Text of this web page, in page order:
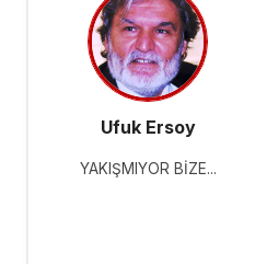
Ufuk Ersoy
YAKIŞMIYOR BİZE...